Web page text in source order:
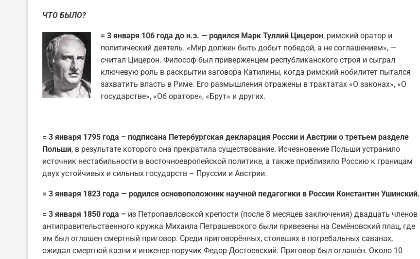
ЧТО БЫЛО?
= 3 января 106 года до н.э. — родился Марк Туллий Цицерон, римский оратор и
политический деятель. «Мир должен быть добыт победой, а не соглашением», —
считал Цицерон. Философ был приверженцем республиканского строя и сыграл
ключевую роль в раскрытии заговора Катилины, когда римский нобилитет пытался
захватить власть в Риме. Его размышления отражены в трактатах «О законах», «О
государстве», «Об ораторе», «Брут» и других.
= 3 января 1795 года – подписана Петербургская декларация России и Австрии о третьем разделе
Польши, в результате которого она прекратила существование. Исчезновение Польши устранило
источник нестабильности в восточноевропейской политике, а также приблизило Россию к границам
двух устойчивых и сильных государств – Пруссии и Австрии.
= 3 января 1823 года — родился основоположник научной педагогики в России Константин Ушинский.
= 3 января 1850 года – из Петропавловской крепости (после 8 месяцев заключения) двадцать членов
антиправительственного кружка Михаила Петрашевского были привезены на Семёновский плац, где
им был оглашен смертный приговор. Среди приговорённых, стоявших в погребальных саванах,
ожидал смертной казни и инженер-поручик Федор Достоевский. Приговор был оглашён. Около 10